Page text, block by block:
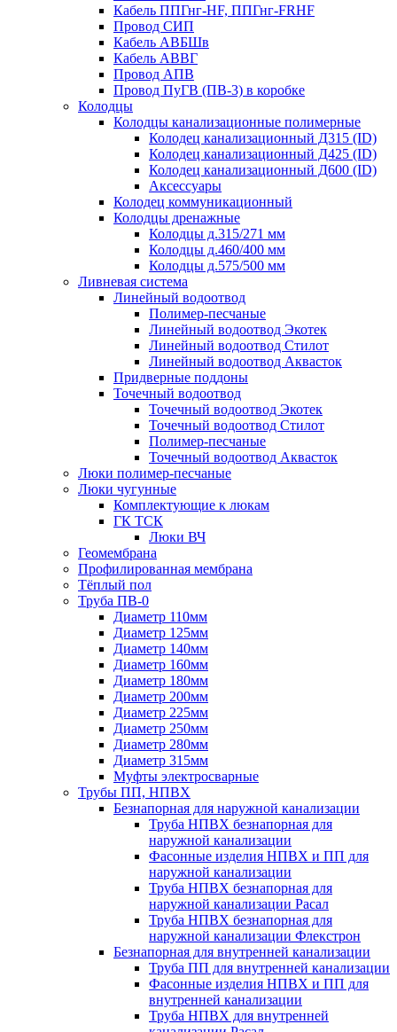
Кабель ППГнг-HF, ППГнг-FRHF
Провод СИП
Кабель АВБШв
Кабель АВВГ
Провод АПВ
Провод ПуГВ (ПВ-3) в коробке
Колодцы
Колодцы канализационные полимерные
Колодец канализационный Д315 (ID)
Колодец канализационный Д425 (ID)
Колодец канализационный Д600 (ID)
Аксессуары
Колодец коммуникационный
Колодцы дренажные
Колодцы д.315/271 мм
Колодцы д.460/400 мм
Колодцы д.575/500 мм
Ливневая система
Линейный водоотвод
Полимер-песчаные
Линейный водоотвод Экотек
Линейный водоотвод Стилот
Линейный водоотвод Аквасток
Придверные поддоны
Точечный водоотвод
Точечный водоотвод Экотек
Точечный водоотвод Стилот
Полимер-песчаные
Точечный водоотвод Аквасток
Люки полимер-песчаные
Люки чугунные
Комплектующие к люкам
ГК ТСК
Люки ВЧ
Геомембрана
Профилированная мембрана
Тёплый пол
Труба ПВ-0
Диаметр 110мм
Диаметр 125мм
Диаметр 140мм
Диаметр 160мм
Диаметр 180мм
Диаметр 200мм
Диаметр 225мм
Диаметр 250мм
Диаметр 280мм
Диаметр 315мм
Муфты электросварные
Трубы ПП, НПВХ
Безнапорная для наружной канализации
Труба НПВХ безнапорная для
наружной канализации
Фасонные изделия НПВХ и ПП для
наружной канализации
Труба НПВХ безнапорная для
наружной канализации Расал
Труба НПВХ безнапорная для
наружной канализации Флекстрон
Безнапорная для внутренней канализации
Труба ПП для внутренней канализации
Фасонные изделия НПВХ и ПП для
внутренней канализации
Труба НПВХ для внутренней